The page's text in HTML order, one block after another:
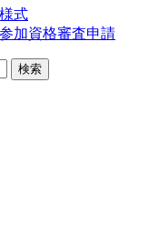
式
加資格審査申請